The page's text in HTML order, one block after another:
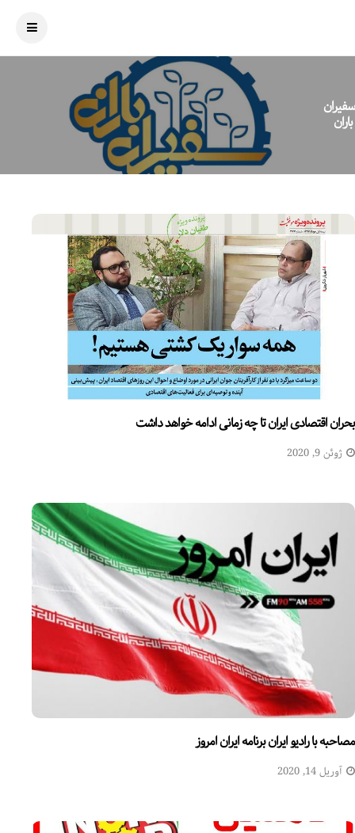
سفیران
باران
بحران اقتصادی ایران تا چه زمانی ادامه خواهد داشت
ژوئن 9, 2020
مصاحبه با رادیو ایران برنامه ایران امروز
آوریل 14, 2020